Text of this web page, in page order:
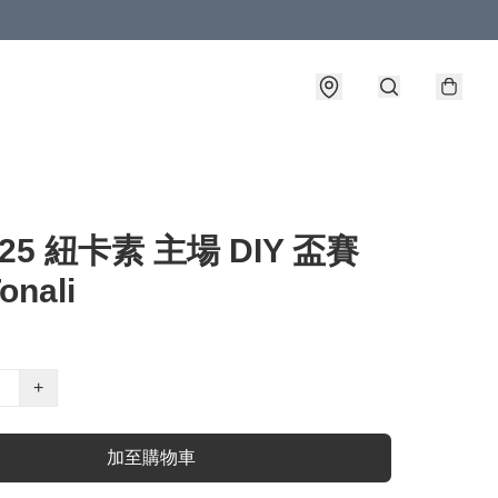
紐卡素 主場 DIY 盃賽
+
加至購物車